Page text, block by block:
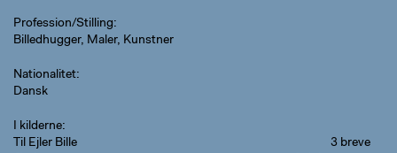
Profession/Stilling
Billedhugger, Maler, Kunstner
Nationalitet
Dansk
I kilderne
Til Ejler Bille
3 breve